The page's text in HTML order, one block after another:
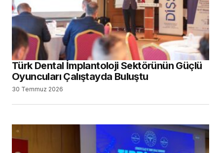
Türk Dental İmplantoloji Sektörünün Güçlü
Oyuncuları Çalıştayda Buluştu
30 Temmuz 2026